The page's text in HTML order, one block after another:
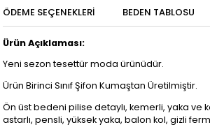
ÖDEME SEÇENEKLERI
BEDEN TABLOSU
Ürün Açıklaması:
Yeni sezon tesettür moda ürünüdür.
Ürün Birinci Sınıf Şifon Kumaştan Üretilmiştir.
Ön üst bedeni pilise detaylı, kemerli, yaka ve
astarlı, pensli, yüksek yaka, balon kol, gizli